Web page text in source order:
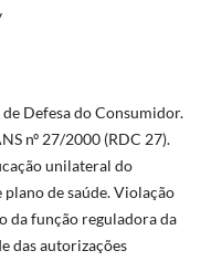
Defesa do Consumidor.
nº 27/2000 (RDC 27).
unilateral do
de saúde. Violação
da função reguladora da
das autorizações